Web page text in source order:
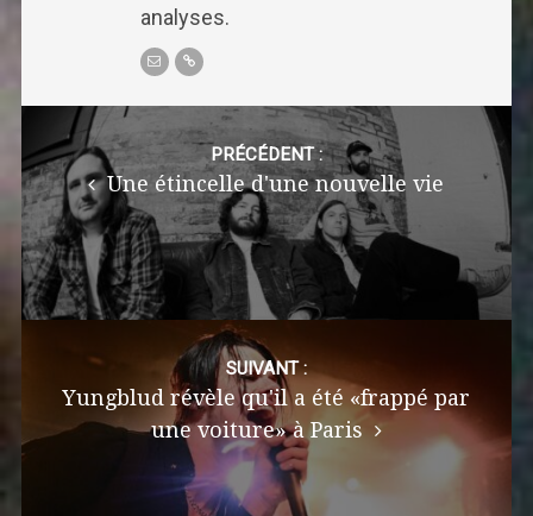
analyses.
navigation
PRÉCÉDENT :
Une étincelle d'une nouvelle vie
SUIVANT :
Yungblud révèle qu'il a été «frappé par
une voiture» à Paris